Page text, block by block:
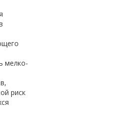
мелко-
риск